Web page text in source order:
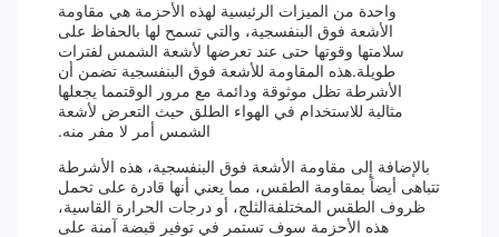
واحدة من الميزات الرئيسية لهذه الأحزمة هي مقاومة
الأشعة فوق البنفسجية، والتي تسمح لها بالحفاظ على
سلامتها وقوتها حتى عند تعرضها لأشعة الشمس لفترات
طويلة.هذه المقاومة للأشعة فوق البنفسجية تضمن أن
الأشرطة تظل موثوقة ودائمة مع مرور الوقتمما يجعلها
مثالية للاستخدام في الهواء الطلق حيث التعرض لأشعة
الشمس أمر لا مفر منه.
بالإضافة إلى مقاومة الأشعة فوق البنفسجية، هذه الأشرطة
تتباهى أيضاً بمقاومة الطقس، مما يعني أنها قادرة على تحمل
ظروف الطقس المختلفةالثلج، أو درجات الحرارة القاسية،
هذه الأحزمة سوف تستمر في توفير قبضة آمنة على